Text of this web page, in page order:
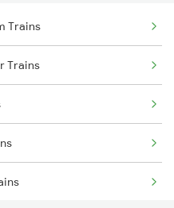
Trains
Trains